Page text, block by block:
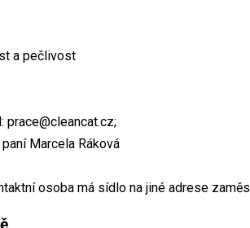
a pečlivost
prace@cleancat.cz;
Marcela Ráková
osoba má sídlo na jiné adrese